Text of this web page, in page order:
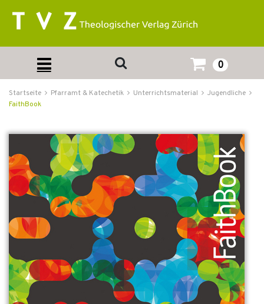
0
Startseite Pfarramt & Katechetik Unterrichtsmaterial
Jugendliche
FaithBook